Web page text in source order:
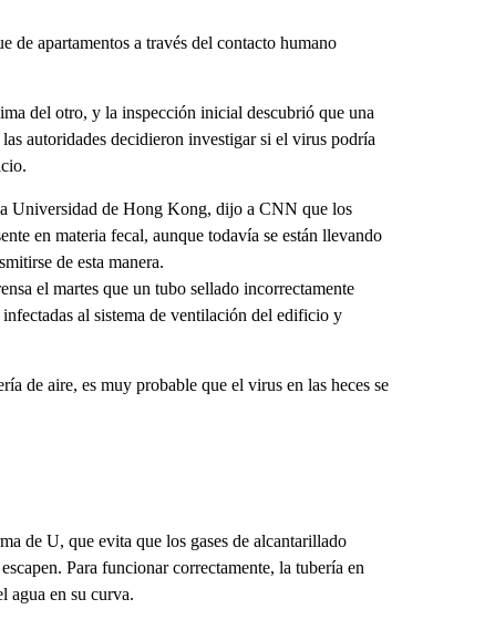
de apartamentos a través del contacto humano
del otro, y la inspección inicial descubrió que una
autoridades decidieron investigar si el virus podría
Universidad de Hong Kong, dijo a CNN que los
en materia fecal, aunque todavía se están llevando
de esta manera.
el martes que un tubo sellado incorrectamente
al sistema de ventilación del edificio y
de aire, es muy probable que el virus en las heces se
de U, que evita que los gases de alcantarillado
Para funcionar correctamente, la tubería en
agua en su curva.